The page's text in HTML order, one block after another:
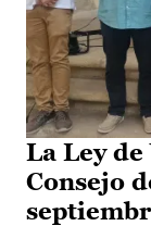
La Ley
Consejo